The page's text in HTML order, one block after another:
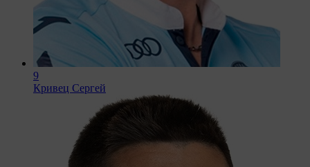
9
Кривец Сергей